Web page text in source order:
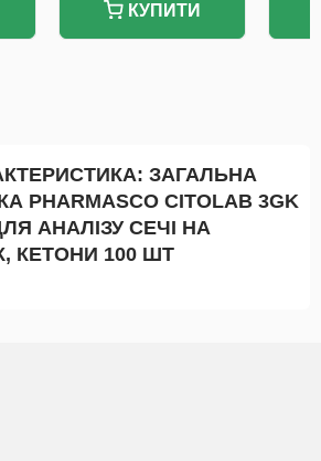
КУПИТИ
ЗАГАЛЬНА
PHARMASCO CITOLAB 3GK
АНАЛІЗУ СЕЧІ НА
КЕТОНИ 100 ШТ